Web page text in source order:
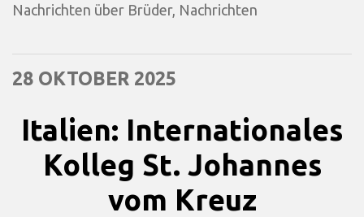
Nachrichten über Brüder, Nachrichten
28 OKTOBER 2025
Italien: Internationales
Kolleg St. Johannes
vom Kreuz